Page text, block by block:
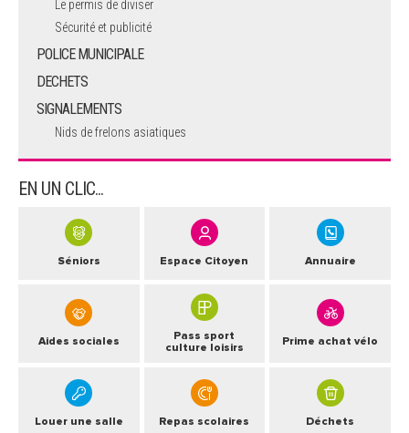
Le permis de diviser
Sécurité et publicité
POLICE MUNICIPALE
DECHETS
SIGNALEMENTS
Nids de frelons asiatiques
EN UN CLIC...
Séniors Espace Citoyen Annuaire
Aides sociales
Pass sport
culture loisirs
Prime achat vélo
Louer une salle Repas scolaires Déchets